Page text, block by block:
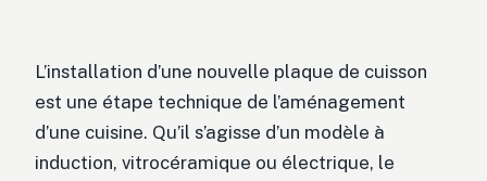
L’installation d’une nouvelle plaque de cuisson
est une étape technique de l’aménagement
d’une cuisine. Qu’il s’agisse d’un modèle à
induction, vitrocéramique ou électrique, le